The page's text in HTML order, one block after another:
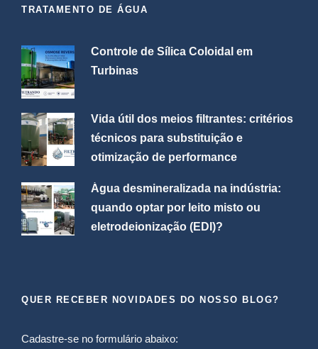
TRATAMENTO DE ÁGUA
Controle de Sílica Coloidal em
Turbinas
Vida útil dos meios filtrantes: critérios
técnicos para substituição e
otimização de performance
Água desmineralizada na indústria:
quando optar por leito misto ou
eletrodeionização (EDI)?
QUER RECEBER NOVIDADES DO NOSSO BLOG?
Cadastre-se no formulário abaixo: